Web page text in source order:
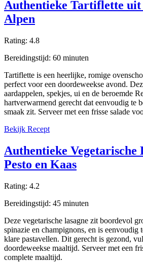
Authentieke Tartiflette uit
Alpen
Rating: 4.8
Bereidingstijd: 60 minuten
Tartiflette is een heerlijke, romige
perfect voor een doordeweekse avond.
aardappelen, spekjes, ui en de beroemde
hartverwarmend gerecht dat eenvoudig te
smaak zit. Serveer met een frisse salade
Bekijk Recept
Authentieke Vegetarische
Pesto en Kaas
Rating: 4.2
Bereidingstijd: 45 minuten
Deze vegetarische lasagne zit boordevol
spinazie en champignons, en is eenvoudig
klare pastavellen. Dit gerecht is gezond,
doordeweekse maaltijd. Serveer met een
complete maaltijd.